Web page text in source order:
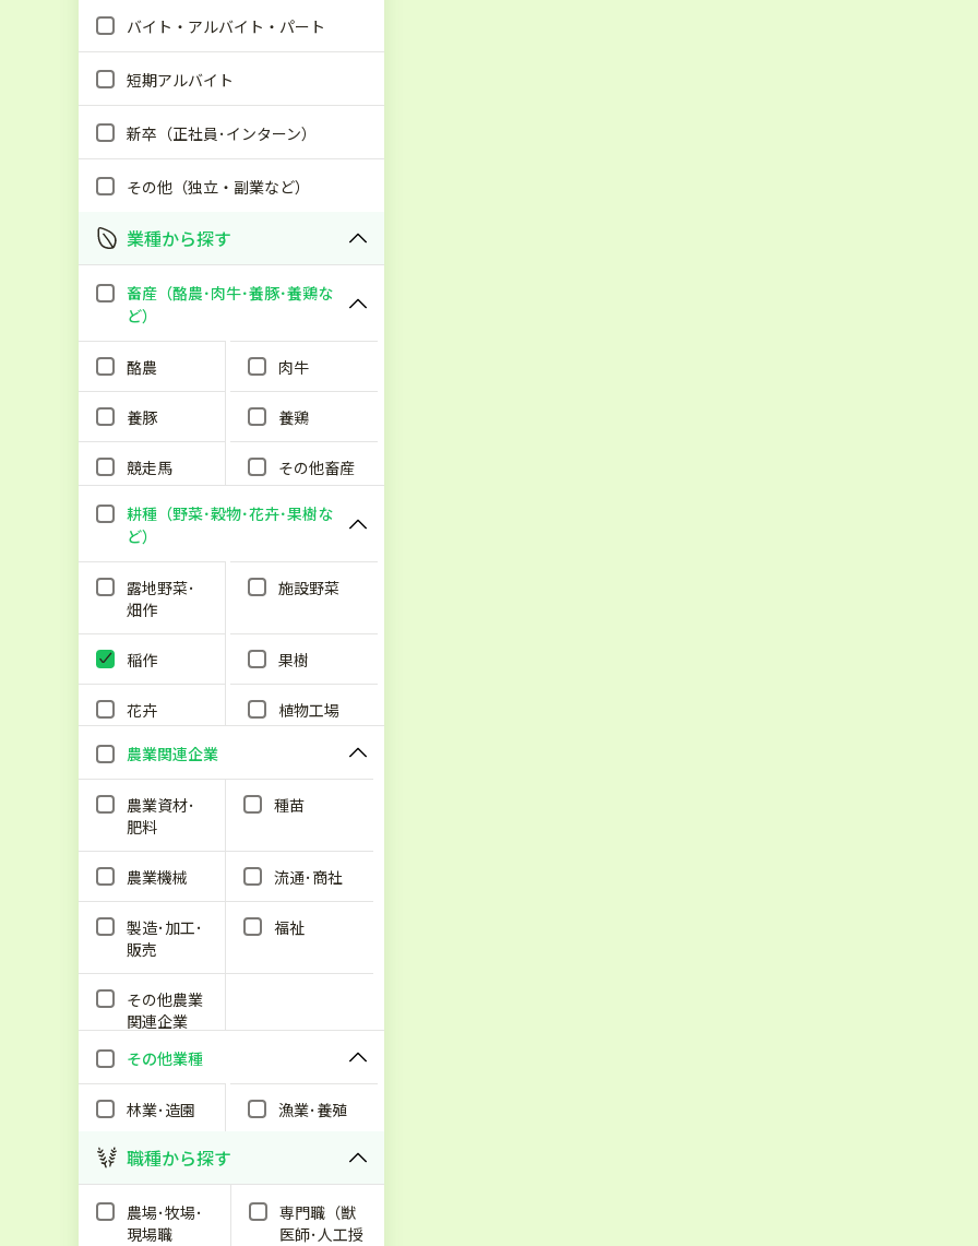
バイト・アルバイト・パート
短期アルバイト
新卒（正社員･インターン）
その他（独立・副業など）
業種から探す
畜産（酪農･肉牛･養豚･養鶏な
ど）
酪農 肉牛
養豚 養鶏
競走馬 その他畜産
耕種（野菜･穀物･花卉･果樹な
ど）
露地野菜･
畑作
施設野菜
稲作 果樹
花卉
植物工場
農業関連企業
農業資材･
肥料
種苗
農業機械 流通･商社
製造･加工･
販売
福祉
その他農業
関連企業
その他業種
林業･造園 漁業･養殖
職種から探す
農場･牧場･
現場職
専門職（獣
医師･人工授